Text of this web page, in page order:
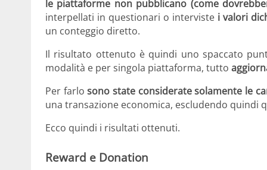
le piattaforme non pubblicano (come
interpellati in questionari o interviste i valori
un conteggio diretto.
Il risultato ottenuto è quindi uno spaccato
modalità e per singola piattaforma, tutto
Per farlosono state considerate solamente le
una transazione economica, escludendo quindi
Ecco quindi i risultati ottenuti.
Reward e Donation